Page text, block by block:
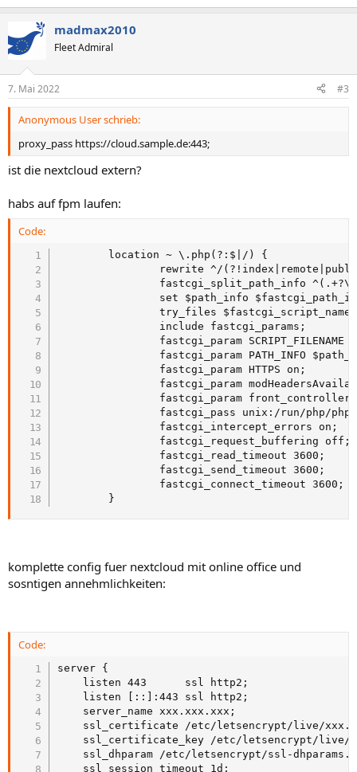
madmax2010
Fleet Admiral
7. Mai 2022 #3
Anonymous User schrieb:
proxy_pass https://cloud.sample.de:443;
ist die nextcloud extern?
habs auf fpm laufen:
Code:
        location ~ \.php(?:$|/) {
rewrite ^/
fastcgi_split_path_info
set $path_info
try_files $fastcgi_script_name
                include fastcgi_params;
fastcgi_param SCRIPT_FILENAME
fastcgi_param PATH_INFO
                fastcgi_param HTTPS on;
fastcgi_param
fastcgi_param
fastcgi_pass unix:/run/php/
                fastcgi_intercept_errors on;
                fastcgi_request_buffering off;
                fastcgi_read_timeout 3600;
                fastcgi_send_timeout 3600;
                fastcgi_connect_timeout 3600;
        }
komplette config fuer nextcloud mit online office und
sosntigen annehmlichkeiten:
Code:
server {
    listen 443      ssl http2;
    listen [::]:443 ssl http2;
    server_name xxx.xxx.xxx;
ssl_certificate /etc/letsencrypt/live/
ssl_certificate_key /etc/letsencrypt/
ssl_dhparam /etc/letsencrypt/ssl-
    ssl_session_timeout 1d;